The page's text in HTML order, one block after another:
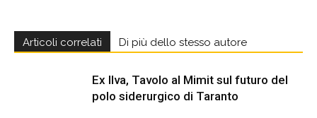
Articoli correlati Di più dello stesso autore
Ex Ilva, Tavolo al Mimit sul futuro del
polo siderurgico di Taranto